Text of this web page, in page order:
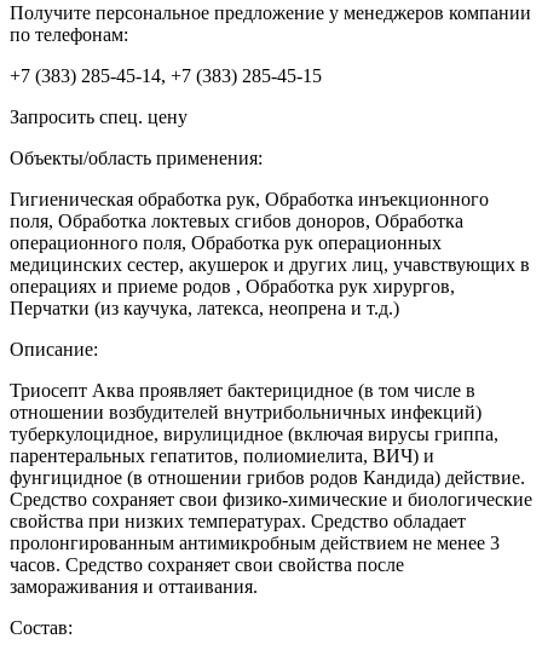
Получите персональное предложение у менеджеров компании
по телефонам:
+7 (383) 285-45-14, +7 (383) 285-45-15
Запросить спец. цену
Объекты/область применения:
Гигиеническая обработка рук, Обработка инъекционного
поля, Обработка локтевых сгибов доноров, Обработка
операционного поля, Обработка рук операционных
медицинских сестер, акушерок и других лиц, учавствующих в
операциях и приеме родов , Обработка рук хирургов,
Перчатки (из каучука, латекса, неопрена и т.д.)
Описание:
Триосепт Аква проявляет бактерицидное (в том числе в
отношении возбудителей внутрибольничных инфекций)
туберкулоцидное, вирулицидное (включая вирусы гриппа,
парентеральных гепатитов, полиомиелита, ВИЧ) и
фунгицидное (в отношении грибов родов Кандида) действие.
Средство сохраняет свои физико-химические и биологические
свойства при низких температурах. Средство обладает
пролонгированным антимикробным действием не менее 3
часов. Средство сохраняет свои свойства после
замораживания и оттаивания.
Состав: